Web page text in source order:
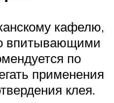
кафелю,
впитывающими
по
применения
клея.